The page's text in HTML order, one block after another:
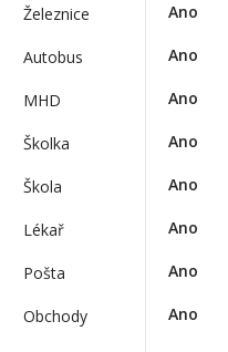
Železnice Ano
Autobus Ano
MHD Ano
Školka Ano
Škola Ano
Lékař Ano
Pošta Ano
Obchody Ano